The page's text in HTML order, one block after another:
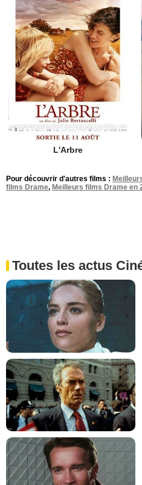
L'Arbre
Pour découvrir d'autres films :
films Drame, Meilleurs films Drame en
Toutes les actus